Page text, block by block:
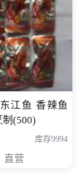
江鱼 香辣鱼
制(500)
库存9994
直营